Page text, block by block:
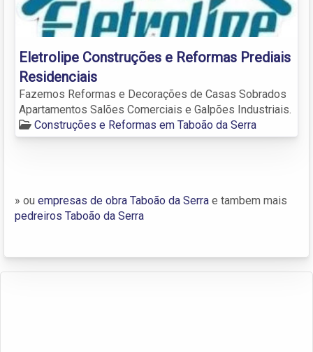
Eletrolipe Construções e Reformas Prediais
Residenciais
Fazemos Reformas e Decorações de Casas Sobrados
Apartamentos Salões Comerciais e Galpões Industriais.
Construções e Reformas em Taboão da Serra
» ou empresas de obra Taboão da Serra e tambem mais
pedreiros Taboão da Serra